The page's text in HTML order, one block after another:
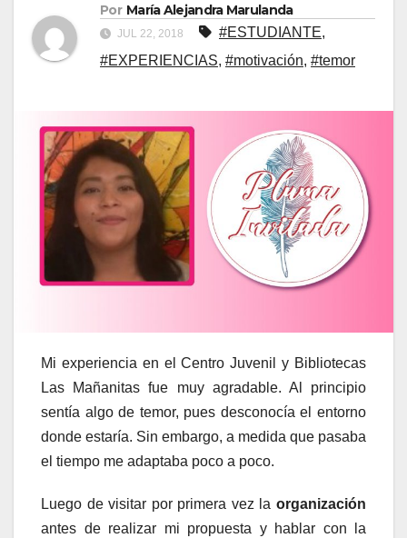
Por María Alejandra Marulanda
JUL 22, 2018 #ESTUDIANTE,
#EXPERIENCIAS, #motivación, #temor
Mi experiencia en el Centro Juvenil y Bibliotecas
Las Mañanitas fue muy agradable. Al principio
sentía algo de temor, pues desconocía el entorno
donde estaría. Sin embargo, a medida que pasaba
el tiempo me adaptaba poco a poco.
Luego de visitar por primera vez la organización
antes de realizar mi propuesta y hablar con la